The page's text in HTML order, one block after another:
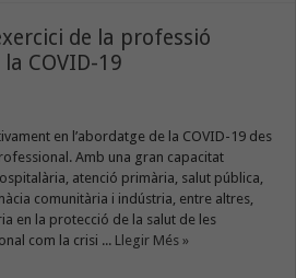
de la professió
COVID-19
en l’abordatge de la COVID-19 des
Amb una gran capacitat
atenció primària, salut pública,
comunitària i indústria, entre altres,
en la protecció de la salut de les
com la crisi ... Llegir Més »